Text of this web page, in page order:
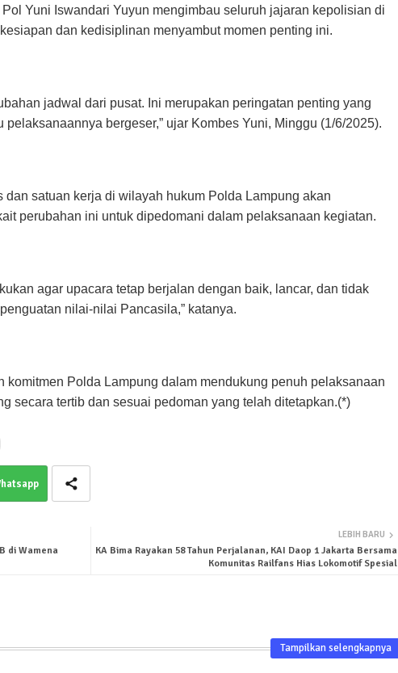
Yuni Iswandari Yuyun mengimbau seluruh jajaran kepolisian di
dan kedisiplinan menyambut momen penting ini.
jadwal dari pusat. Ini merupakan peringatan penting yang
bergeser,” ujar Kombes Yuni, Minggu (1/6/2025).
dan satuan kerja di wilayah hukum Polda Lampung akan
perubahan ini untuk dipedomani dalam pelaksanaan kegiatan.
agar upacara tetap berjalan dengan baik, lancar, dan tidak
nilai-nilai Pancasila,” katanya.
komitmen Polda Lampung dalam mendukung penuh pelaksanaan
secara tertib dan sesuai pedoman yang telah ditetapkan.(*)
LEBIH BARU
KA Bima Rayakan 58 Tahun Perjalanan, KAI Daop 1 Jakarta Bersama
Komunitas Railfans Hias Lokomotif Spesial
di Wamena
Tampilkan selengkapnya